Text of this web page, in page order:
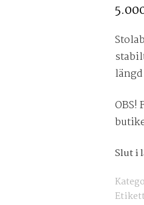
Slut i